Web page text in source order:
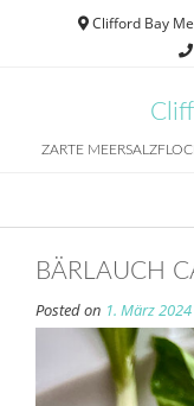
Clifford Bay
ZARTE
BÄRLAUCH
Posted on 1. März 2024